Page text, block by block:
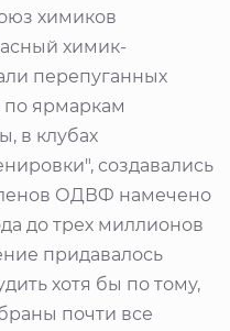
химиков
химик-
перепуганных
по ярмаркам
в клубах
создавались
ОДВФ намечено
до трех миллионов
придавалось
хотя бы по тому,
почти все